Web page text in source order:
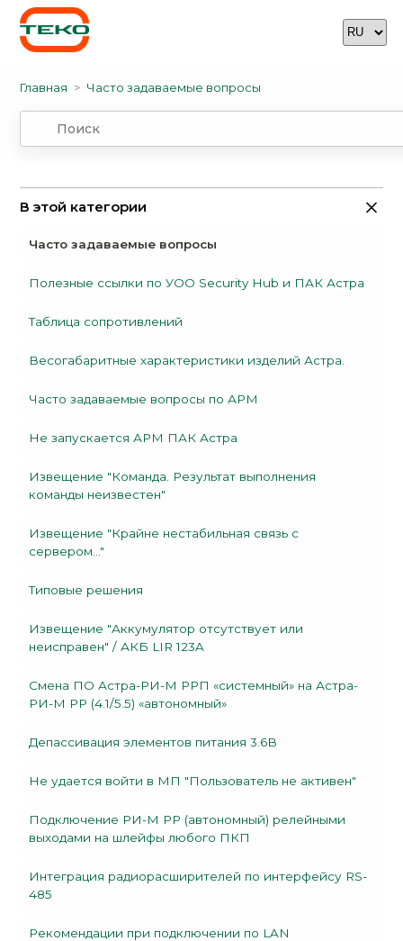
Главная Часто задаваемые вопросы
В этой категории
Часто задаваемые вопросы
Полезные ссылки по УОО Security Hub и ПАК Астра
Таблица сопротивлений
Весогабаритные характеристики изделий Астра.
Часто задаваемые вопросы по АРМ
Не запускается АРМ ПАК Астра
Извещение "Команда. Результат выполнения
команды неизвестен"
Извещение "Крайне нестабильная связь с
сервером..."
Типовые решения
Извещение "Аккумулятор отсутствует или
неисправен" / АКБ LIR 123A
Смена ПО Астра-РИ-М РРП «системный» на Астра-
РИ-М РР (4.1/5.5) «автономный»
Депассивация элементов питания 3.6В
Не удается войти в МП "Пользователь не активен"
Подключение РИ-М РР (автономный) релейными
выходами на шлейфы любого ПКП
Интеграция радиорасширителей по интерфейсу RS-
485
Рекомендации при подключении по LAN